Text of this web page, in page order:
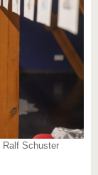
Ralf Schuster